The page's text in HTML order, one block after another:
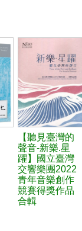
【聽見臺灣的
聲音-新樂.星
躍】國立臺灣
交響樂團2022
青年音樂創作
競賽得獎作品
合輯